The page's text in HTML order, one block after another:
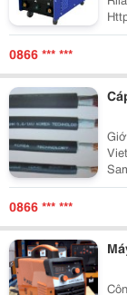
Riland-
0866 *** ***
Khác. * Phụ Kiện Hàn Que
0866 *** ***